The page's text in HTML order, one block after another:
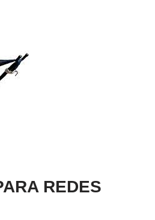
REDES